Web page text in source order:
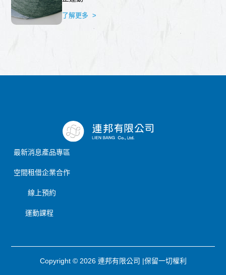
了解更多 >
最新消息產品專區
空間租借企業合作
線上預約
運動課程
Copyright © 2026 連邦有限公司 |保留一切權利